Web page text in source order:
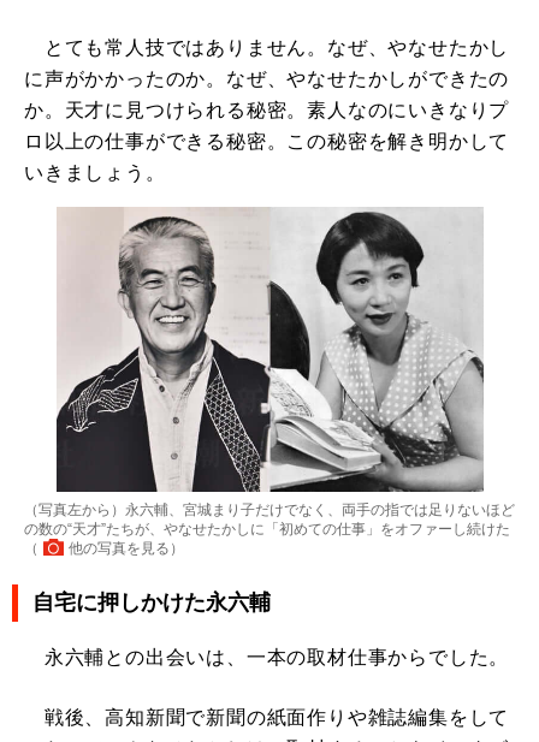
とても常人技ではありません。なぜ、やなせたかし
に声がかかったのか。なぜ、やなせたかしができたの
か。天才に見つけられる秘密。素人なのにいきなりプ
ロ以上の仕事ができる秘密。この秘密を解き明かして
いきましょう。
（写真左から）永六輔、宮城まり子だけでなく、両手の指では足りないほど
の数の“天才”たちが、やなせたかしに「初めての仕事」をオファーし続けた
（
他の写真を見る ）
自宅に押しかけた永六輔
永六輔との出会いは、一本の取材仕事からでした。
戦後、高知新聞で新聞の紙面作りや雑誌編集をして